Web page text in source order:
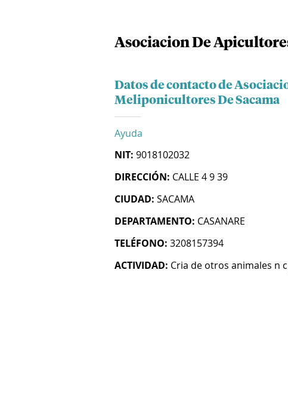
Asociacion De
Datos de contacto de
Meliponicultores De Sacama
Ayuda
NIT: 9018102032
DIRECCIÓN: CALLE 4 9 39
CIUDAD: SACAMA
DEPARTAMENTO: CASANARE
TELÉFONO: 3208157394
ACTIVIDAD: Cria de otros animales n